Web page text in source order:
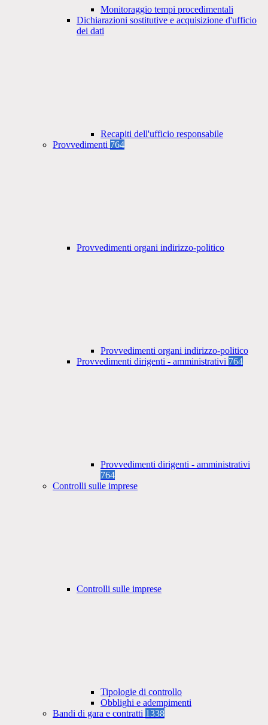
Monitoraggio tempi procedimentali
Dichiarazioni sostitutive e acquisizione d'ufficio
dei dati
Recapiti dell'ufficio responsabile
Provvedimenti 764
Provvedimenti organi indirizzo-politico
Provvedimenti organi indirizzo-politico
Provvedimenti dirigenti - amministrativi 764
Provvedimenti dirigenti - amministrativi
764
Controlli sulle imprese
Controlli sulle imprese
Tipologie di controllo
Obblighi e adempimenti
Bandi di gara e contratti 1338